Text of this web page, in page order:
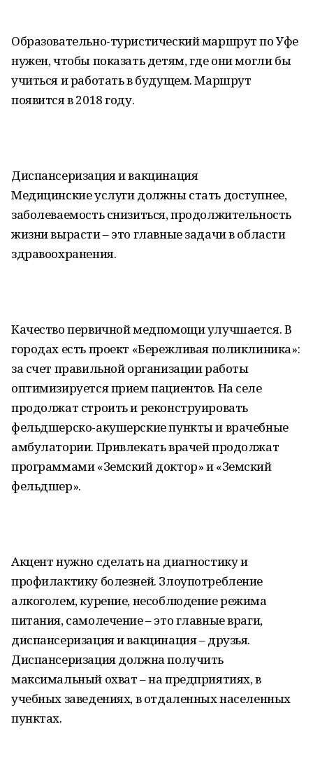
Образовательно-туристический маршрут по Уфе
нужен, чтобы показать детям, где они могли бы
учиться и работать в будущем. Маршрут
появится в 2018 году.
Диспансеризация и вакцинация
Медицинские услуги должны стать доступнее,
заболеваемость снизиться, продолжительность
жизни вырасти – это главные задачи в области
здравоохранения.
Качество первичной медпомощи улучшается. В
городах есть проект «Бережливая поликлиника»:
за счет правильной организации работы
оптимизируется прием пациентов. На селе
продолжат строить и реконструировать
фельдшерско-акушерские пункты и врачебные
амбулатории. Привлекать врачей продолжат
программами «Земский доктор» и «Земский
фельдшер».
Акцент нужно сделать на диагностику и
профилактику болезней. Злоупотребление
алкоголем, курение, несоблюдение режима
питания, самолечение – это главные враги,
диспансеризация и вакцинация – друзья.
Диспансеризация должна получить
максимальный охват – на предприятиях, в
учебных заведениях, в отдаленных населенных
пунктах.